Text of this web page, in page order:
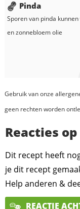
Pinda
Sporen van pinda
enzonnebloem olie
Gebruik van onze
geen rechten worden
Reacties
Dit recept heeft
je dit recept
Help anderen &
REACTIE